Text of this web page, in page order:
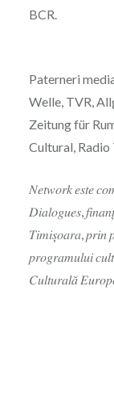
BCR.
Paterneri
Welle, TVR,
Zeitung für
Cultural, Radio
𝑁𝑒𝑡𝑤𝑜𝑟𝑘 𝑒𝑠𝑡𝑒
𝐷𝑖𝑎𝑙𝑜𝑔𝑢𝑒𝑠,
𝑇𝑖𝑚𝑖𝑠̦𝑜𝑎𝑟𝑎,
𝑝𝑟𝑜𝑔𝑟𝑎𝑚𝑢𝑙𝑢𝑖
𝐶𝑢𝑙𝑡𝑢𝑟𝑎𝑙𝑎̆